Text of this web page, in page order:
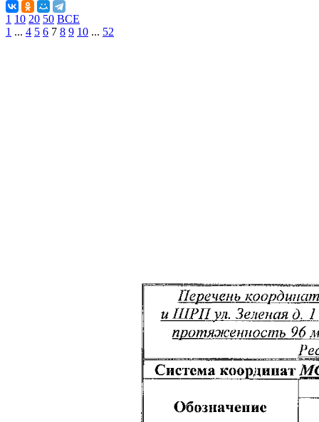
1 10 20 50 ВСЕ
1 ... 4 5 6 7 8 9 10 ... 52